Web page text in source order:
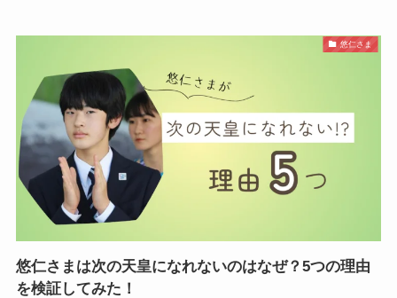
悠仁さま
悠仁さまは次の天皇になれないのはなぜ？5つの理由
を検証してみた！